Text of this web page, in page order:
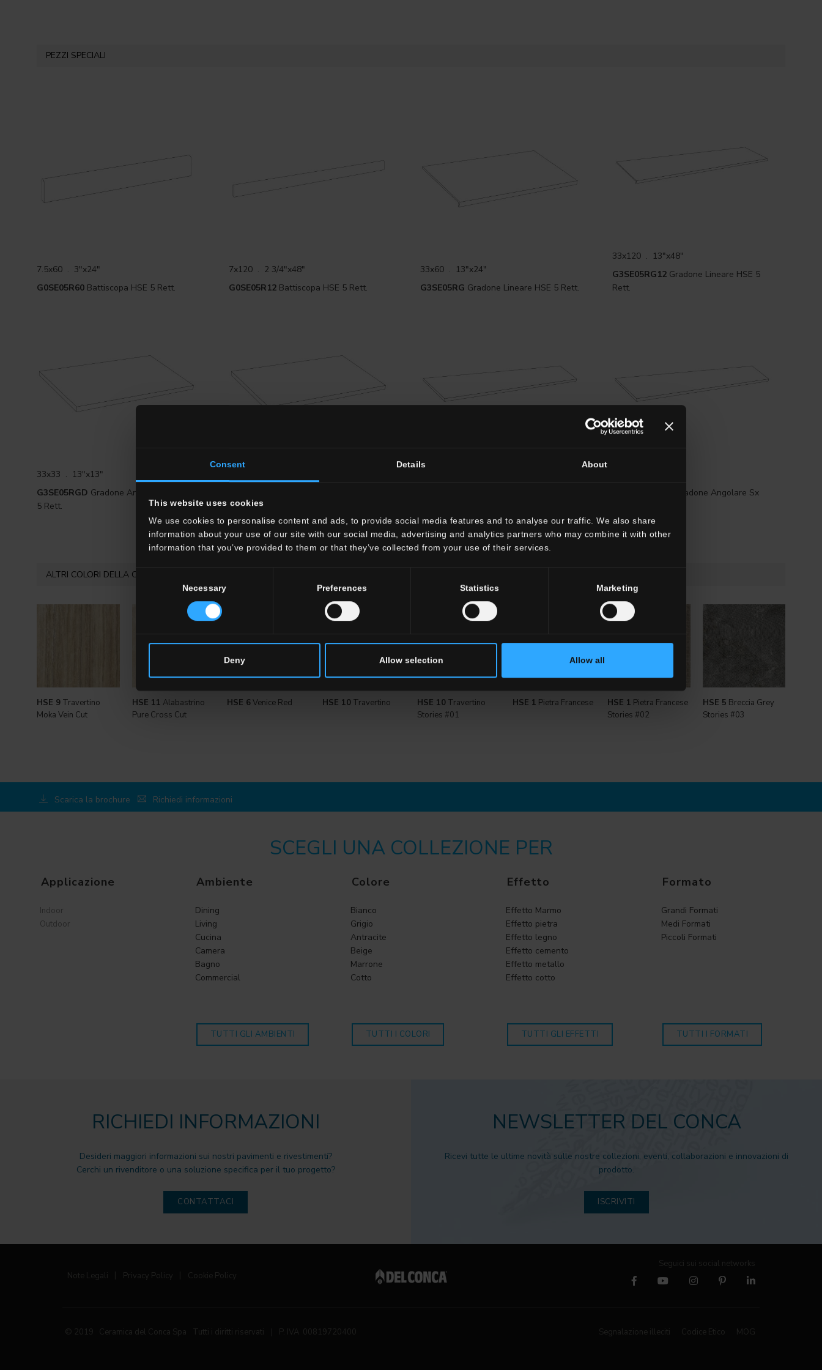
Consent Details About
This website uses cookies
We use cookies to personalise content and ads, to provide social media features and to analyse our traffic. We also share
information about your use of our site with our social media, advertising and analytics partners who may combine it with other
information that you’ve provided to them or that they’ve collected from your use of their services.
Consent
Necessary Preferences Statistics Marketing
Deny Allow selection Allow all
PEZZI SPECIALI
7.5x60 . 3"x24"
G0SE05R60 Battiscopa HSE 5 Rett.
7x120 . 2 3/4"x48"
G0SE05R12Battiscopa HSE 5 Rett.
33x60 . 13"x24"
G3SE05RG Gradone Lineare HSE 5 Rett.
33x120 . 13"x48"
G3SE05RG12Gradone Lineare HSE 5
Rett.
33x33 . 13"x13"
G3SE05RGD Gradone Angolare Dx HSE
5 Rett.
5 Rett.
Gradone Angolare Sx
ALTRI COLORI DELLA COLLEZIONE
HSE 9 Travertino
Moka Vein Cut
HSE 11 Alabastrino
Pure Cross Cut
HSE 6Venice Red HSE 10Travertino HSE 10 Travertino
Stories #01
HSE 1 Pietra Francese HSE 1 Pietra Francese
Stories #02
HSE 5 Breccia Grey
Stories #03
Scarica la brochure Richiedi informazioni
SCEGLI UNA COLLEZIONE PER
Applicazione
Indoor
Outdoor
Ambiente
Dining
Living
Cucina
Camera
Bagno
Commercial
TUTTI GLI AMBIENTI
Colore
Bianco
Grigio
Antracite
Beige
Marrone
Cotto
TUTTI I COLORI
Effetto
Effetto Marmo
Effetto pietra
Effetto legno
Effetto cemento
Effetto metallo
Effetto cotto
TUTTI GLI EFFETTI
Formato
Grandi Formati
Medi Formati
Piccoli Formati
TUTTI I FORMATI
RICHIEDI INFORMAZIONI
Desideri maggiori informazioni sui nostri pavimenti e rivestimenti?
Cerchi un rivenditore o una soluzione specifica per il tuo progetto?
CONTATTACI
NEWSLETTER DEL CONCA
Ricevi tutte le ultime novità sulle nostre collezioni, eventi, collaborazioni e innovazioni di
prodotto.
ISCRIVITI
Note Legali Privacy Policy Cookie Policy
Seguici sui social networks
© 2019 Ceramica del Conca Spa Tutti i diritti riservati P. IVA 00819720400 Segnalazione illeciti Codice Etico MOG